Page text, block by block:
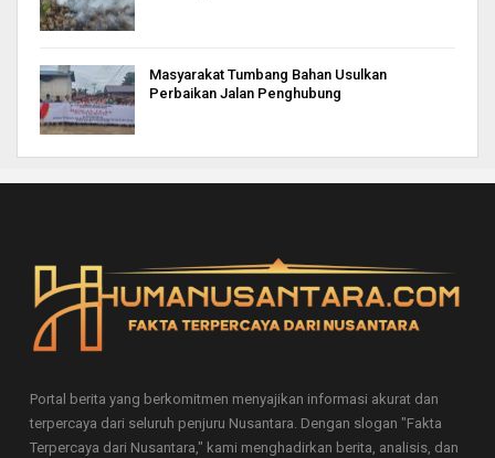
Masyarakat Tumbang Bahan Usulkan
Perbaikan Jalan Penghubung
Portal berita yang berkomitmen menyajikan informasi akurat dan
terpercaya dari seluruh penjuru Nusantara. Dengan slogan "Fakta
Terpercaya dari Nusantara," kami menghadirkan berita, analisis, dan